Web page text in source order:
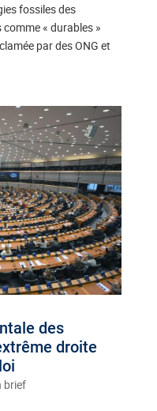
fossiles des
« durables »
par des ONG et
des
droite
brief